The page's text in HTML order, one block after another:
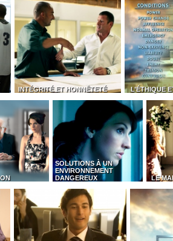
INTÉGRITÉ ET HONNÊTETÉ L’ÉTHIQUE
SOLUTIONS À UN
ENVIRONNEMENT
DANGEREUX
LE